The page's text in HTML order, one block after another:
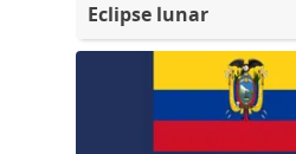
Eclipse lunar